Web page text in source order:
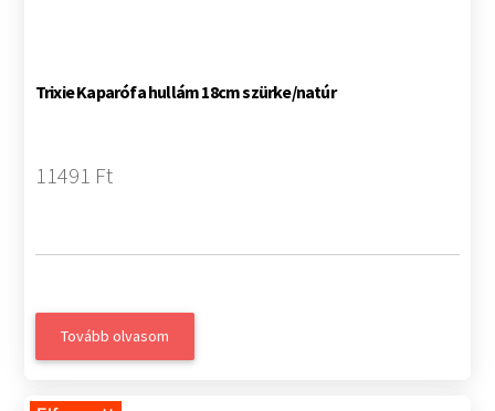
Trixie Kaparófa hullám 18cm szürke/natúr
11491 Ft
Tovább olvasom